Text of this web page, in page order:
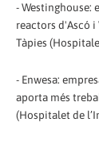
- Westinghouse:
reactors d'Ascó
Tàpies
- Enwesa:
aporta més
(Hospitalet de